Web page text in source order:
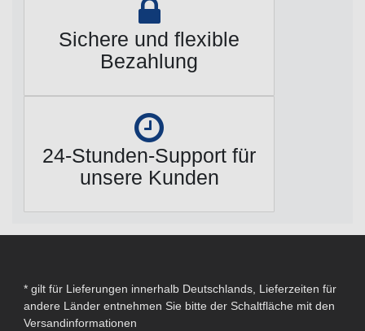
Sichere und flexible
Bezahlung
24-Stunden-Support für
unsere Kunden
* gilt für Lieferungen innerhalb Deutschlands, Lieferzeiten für
andere Länder entnehmen Sie bitte der Schaltfläche mit den
Versandinformationen